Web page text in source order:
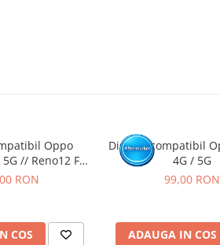
Oppo
// Reno12 FS,
RON
COS
Display compatibil
4G / 5G
99,00 RON
ADAUGA IN COS